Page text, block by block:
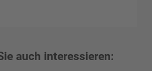
auch interessieren: